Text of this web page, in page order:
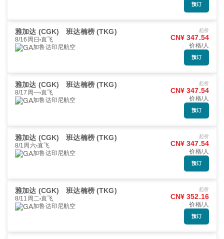
预订
雅加达 (CGK) 班达楠榜 (TKG)
8/16周日 直飞
加鲁达印尼航空
起价
CN¥ 347.54
价格/人
预订
雅加达 (CGK) 班达楠榜 (TKG)
8/17周一 直飞
加鲁达印尼航空
起价
CN¥ 347.54
价格/人
预订
雅加达 (CGK) 班达楠榜 (TKG)
8/1周六 直飞
加鲁达印尼航空
起价
CN¥ 347.54
价格/人
预订
雅加达 (CGK) 班达楠榜 (TKG)
8/11周二 直飞
加鲁达印尼航空
起价
CN¥ 352.16
价格/人
预订